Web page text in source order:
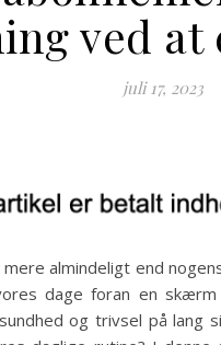
ved at
juli 17, 2023
almindeligt end
dage foran en
og trivsel på lang